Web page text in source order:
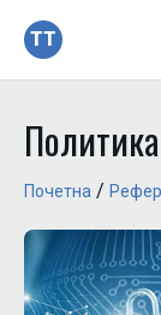
TT
Почетна /